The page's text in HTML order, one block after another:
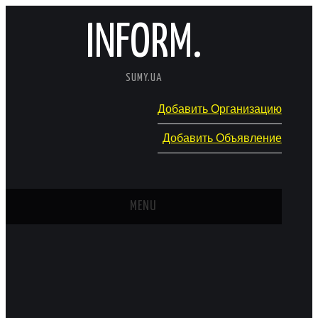
INFORM.
SUMY.UA
Добавить Организацию
Добавить Объявление
MENU